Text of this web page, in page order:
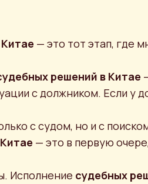
Китае — это тот этап, где
решений в Китае
с должником. Если у
с судом, но и с
— это в первую
Исполнение судебных